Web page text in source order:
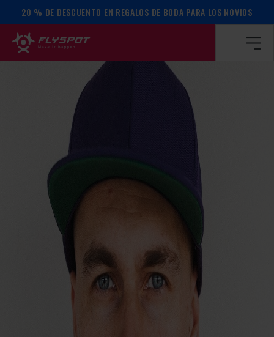
20 % DE DESCUENTO EN REGALOS DE BODA PARA LOS NOVIOS
Página de inicio / Calendario de actos / ¡Campamento